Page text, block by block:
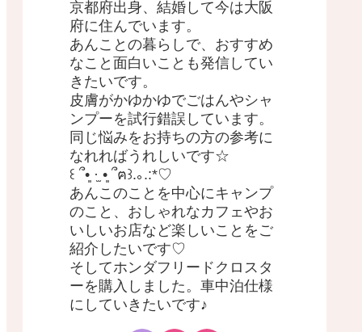
京都府出身、結婚して今は大阪
府に住んでいます。
あんことの暮らしで、おすすめ
なこと面白いことも発信してい
きたいです。
皮膚がかゆかゆでごはんやシャ
ンプーを試行錯誤しています。
同じ悩みをお持ちの方の参考に
なれればうれしいです☆
꒰ ՞•͈ ·̫ •͈ ՞ฅ꒱.｡.:*♡
あんこのことを中心にキャンプ
のこと、おしゃれなカフェやお
いしいお店など楽しいことをご
紹介したいです♡
そしてホンダフリードクロスタ
ーを購入しました。車中泊仕様
にしていきたいです♪